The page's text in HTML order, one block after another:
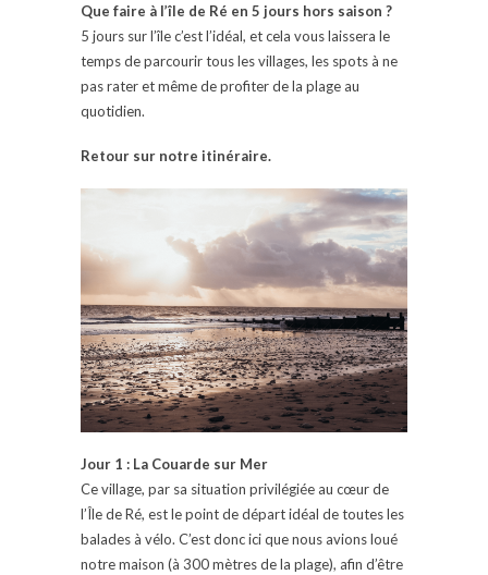
Que faire à l’île de Ré en 5 jours hors saison ?
5 jours sur l’île c’est l’idéal, et cela vous laissera le
temps de parcourir tous les villages, les spots à ne
pas rater et même de profiter de la plage au
quotidien.
Retour sur notre itinéraire.
Jour 1 : La Couarde sur Mer
Ce village, par sa situation privilégiée au cœur de
l’Île de Ré, est le point de départ idéal de toutes les
balades à vélo. C’est donc ici que nous avions loué
notre maison (à 300 mètres de la plage), afin d’être